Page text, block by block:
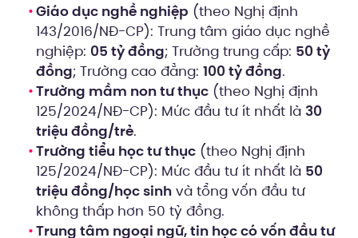
Giáo dục nghề nghiệp (theo Nghị định
143/2016/NĐ-CP): Trung tâm giáo dục nghề
nghiệp: 05 tỷ đồng; Trường trung cấp: 50 tỷ
đồng; Trường cao đẳng: 100 tỷ đồng.
Trường mầm non tư thục (theo Nghị định
125/2024/NĐ-CP): Mức đầu tư ít nhất là 30
triệu đồng/trẻ.
Trường tiểu học tư thục (theo Nghị định
125/2024/NĐ-CP): Mức đầu tư ít nhất là 50
triệu đồng/học sinh và tổng vốn đầu tư
không thấp hơn 50 tỷ đồng.
Trung tâm ngoại ngữ, tin học có vốn đầu tư